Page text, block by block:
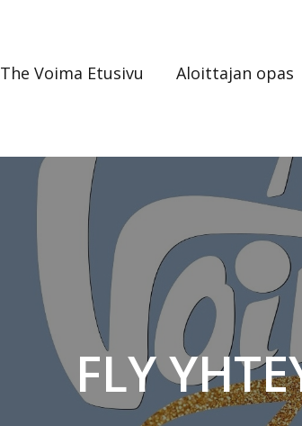
The Voima Etusivu Aloittajan opas
FLY